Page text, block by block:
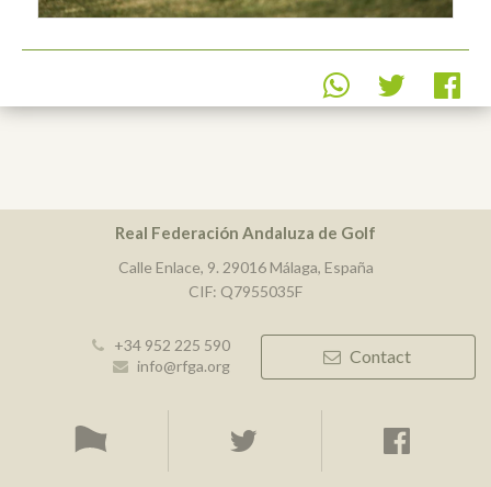
Real Federación Andaluza de Golf
Calle Enlace, 9. 29016 Málaga, España
CIF: Q7955035F
+34 952 225 590
info@rfga.org
Contact